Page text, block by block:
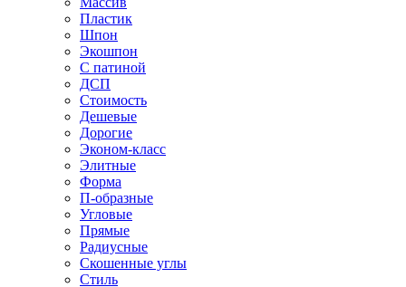
Пластик
Шпон
Экошпон
С патиной
ДСП
Стоимость
Дешевые
Дорогие
Эконом-класс
Элитные
Форма
П-образные
Угловые
Прямые
Радиусные
Скошенные углы
Стиль